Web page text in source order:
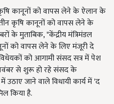
कानूनों को वापस लेने के ऐलान के
कृषि कानूनों को वापस लेने के
के मुताबिक, "केंद्रीय मंत्रिमंडल
को वापस लेने के लिए मंजूरी दे
को आगामी संसद सत्र में पेश
से शुरू हो रहे संसद के
उठाए जाने वाले विधायी कार्य में 'द
किया है.